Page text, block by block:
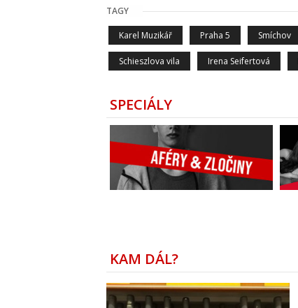
TAGY
Karel Muzikář Praha 5 Smíchov
Schieszlova vila Irena Seifertová
SPECIÁLY
KAM DÁL?